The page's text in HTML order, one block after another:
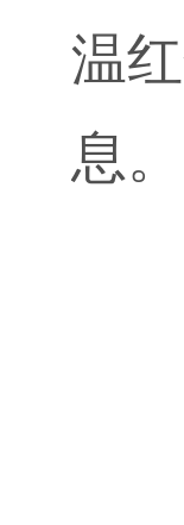
温
息。